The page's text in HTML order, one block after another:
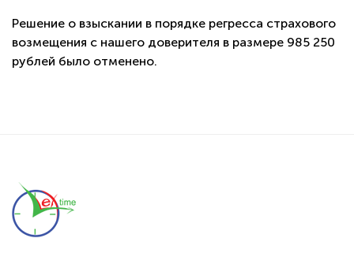
Решение о взыскании в порядке регресса страхового
возмещения с нашего доверителя в размере 985 250
рублей было отменено.